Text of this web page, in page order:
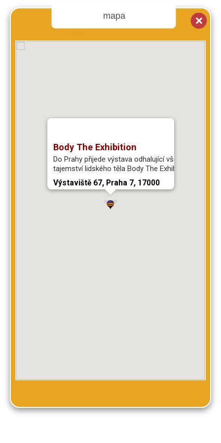
mapa
Body The Exhibition
Do Prahy přijede výstava odhalující všechna
tajemství lidského těla Body The Exhibition.
Výstaviště 67, Praha 7, 17000